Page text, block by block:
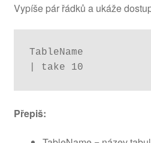
Vypíše pár řádků a ukáže
TableName
| take 10
Přepiš: